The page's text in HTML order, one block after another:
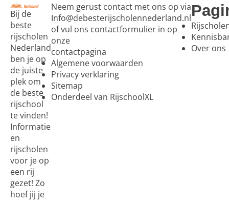
Bij de
beste
rijscholen
Nederland
ben je op
de juiste
plek om
de beste
rijschool
te vinden!
Informatie
en
rijscholen
voor je op
een rij
gezet! Zo
hoef jij je
Neem gerust contact met ons op via
Info@debesterijscholennederland.nl
of vul ons contactformulier in op
onze
contactpagina
Algemene voorwaarden
Privacy verklaring
Sitemap
Onderdeel van RijschoolXL
Over ons